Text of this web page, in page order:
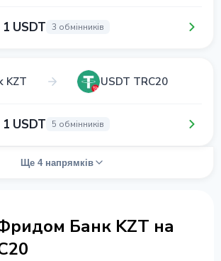
USDT 3 обмінників
KZT USDT TRC20
USDT 5 обмінників
Ще 4 напрямків
Банк KZT на